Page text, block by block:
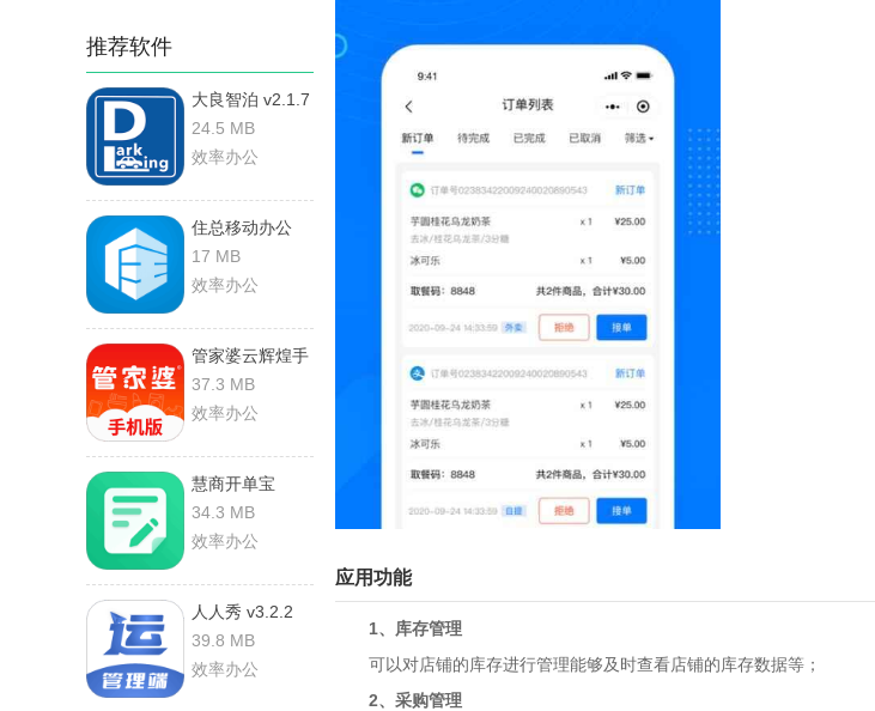
推荐软件
大良智泊 v2.1.7
安卓版
24.5 MB
效率办公
住总移动办公
v2.7.0 手机版
17 MB
效率办公
管家婆云辉煌手
机版 v10.8.0 安
卓版
37.3 MB
效率办公
慧商开单宝
v1.0.2 安卓版
34.3 MB
效率办公
人人秀 v3.2.2
安卓版
39.8 MB
效率办公
应用功能
1、库存管理
可以对店铺的库存进行管理能够及时查看店铺的库存数据等；
2、采购管理